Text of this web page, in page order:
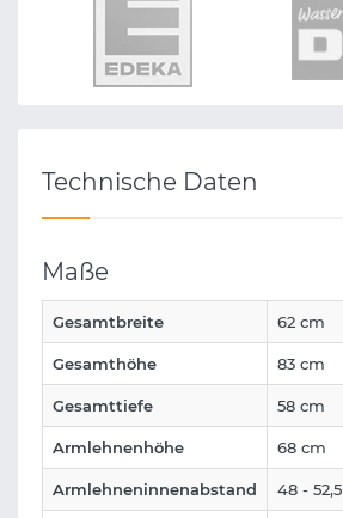
Technische Daten
Maße
Gesamtbreite 62 cm
Gesamthöhe 83 cm
Gesamttiefe 58 cm
Armlehnenhöhe 68 cm
Armlehneninnenabstand 48 -